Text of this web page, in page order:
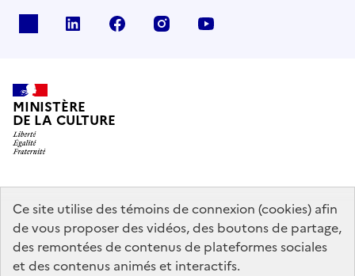
Ce site utilise des témoins de connexion (cookies) afin
de vous proposer des vidéos, des boutons de partage,
des remontées de contenus de plateformes sociales
et des contenus animés et interactifs.
linkedin facebook instagram
MINISTÈRE
DE LA CULTURE
data.gouv.fr legifrance.gouv.fr
info.gouv.fr
service-public.gouv.fr